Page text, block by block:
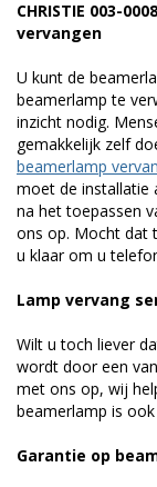
CHRISTIE 003-
vervangen
U kunt de
beamerlamp te
inzicht nodig.
gemakkelijk zelf
beamerlamp
moet de installatie
na het toepassen
ons op. Mocht dat
u klaar om u
Lamp vervang
Wilt u toch liever
wordt door een
met ons op, wij
beamerlamp is
Garantie op